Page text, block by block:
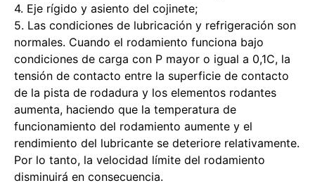
4. Eje rígido y asiento del cojinete;
5. Las condiciones de lubricación y refrigeración son
normales. Cuando el rodamiento funciona bajo
condiciones de carga con P mayor o igual a 0,1C, la
tensión de contacto entre la superficie de contacto
de la pista de rodadura y los elementos rodantes
aumenta, haciendo que la temperatura de
funcionamiento del rodamiento aumente y el
rendimiento del lubricante se deteriore relativamente.
Por lo tanto, la velocidad límite del rodamiento
disminuirá en consecuencia.